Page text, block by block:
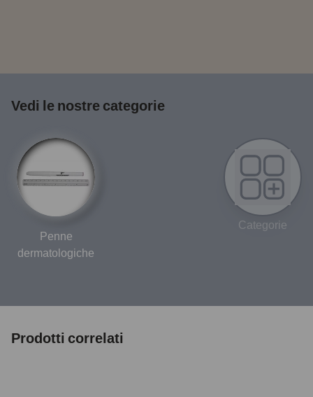
Vedi le nostre categorie
Penne
dermatologiche
Categorie
Prodotti correlati